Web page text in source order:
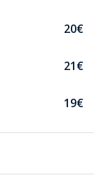
20€
21€
19€